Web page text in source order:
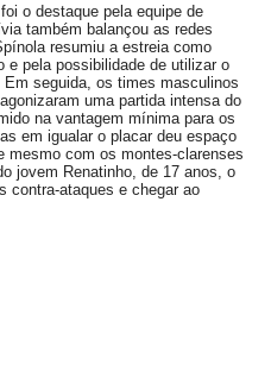
o destaque pela equipe de
também balançou as redes
resumiu a estreia como
e pela possibilidade de utilizar o
seguida, os times masculinos
uma partida intensa do
na vantagem mínima para os
em igualar o placar deu espaço
mesmo com os montes-clarenses
jovem Renatinho, de 17 anos, o
contra-ataques e chegar ao